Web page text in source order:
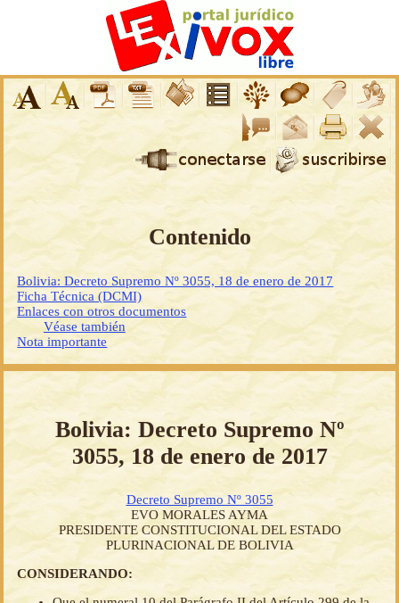
Contenido
Bolivia: Decreto Supremo Nº 3055, 18 de enero de 2017
Ficha Técnica (DCMI)
Enlaces con otros documentos
Véase también
Nota importante
Bolivia: Decreto Supremo Nº
3055, 18 de enero de 2017
Decreto Supremo Nº 3055
EVO MORALES AYMA
PRESIDENTE CONSTITUCIONAL DEL ESTADO
PLURINACIONAL DE BOLIVIA
CONSIDERANDO: